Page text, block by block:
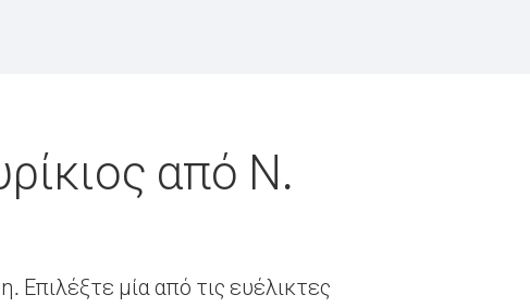
από Ν.
μία από τις ευέλικτες